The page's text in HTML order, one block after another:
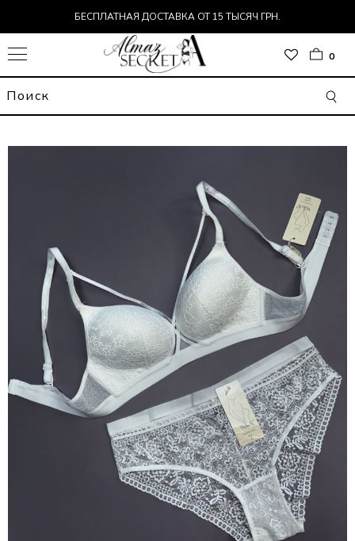
БЕСПЛАТНАЯ ДОСТАВКА ОТ 15 ТЫСЯЧ ГРН.
0